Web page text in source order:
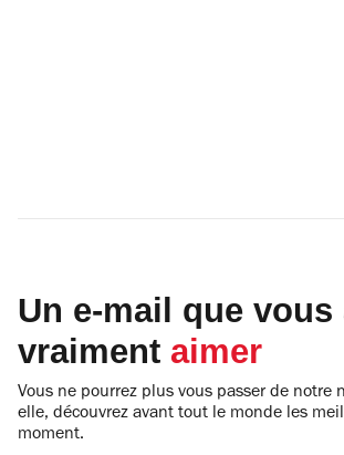
Un e-mail que vous
vraiment aimer
Vous ne pourrez plus vous passer de notre
elle, découvrez avant tout le monde les
moment.